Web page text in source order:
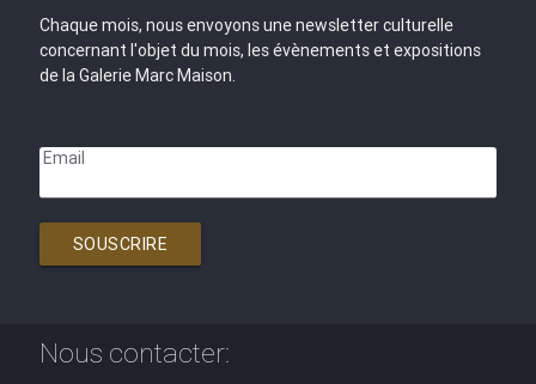
Chaque mois, nous envoyons une newsletter culturelle
concernant l'objet du mois, les évènements et expositions
de la Galerie Marc Maison.
Email
SOUSCRIRE
Nous contacter: